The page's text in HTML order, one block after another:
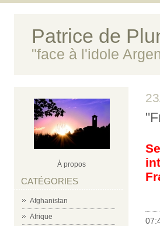
Patrice de
"face à l'idole
À propos
CATÉGORIES
Afghanistan
Afrique